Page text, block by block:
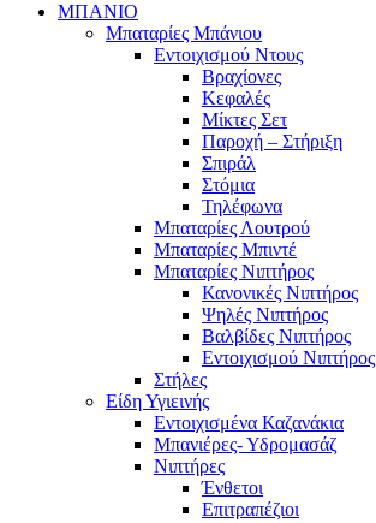
ΜΠΑΝΙΟ
Μπαταρίες Μπάνιου
Εντοιχισμού Ντους
Βραχίονες
Κεφαλές
Μίκτες Σετ
Παροχή – Στήριξη
Σπιράλ
Στόμια
Τηλέφωνα
Μπαταρίες Λουτρού
Μπαταρίες Μπιντέ
Μπαταρίες Νιπτήρος
Κανονικές Νιπτήρος
Ψηλές Νιπτήρος
Βαλβίδες Νιπτήρος
Εντοιχισμού Νιπτήρος
Στήλες
Είδη Υγιεινής
Εντοιχισμένα Καζανάκια
Μπανιέρες- Υδρομασάζ
Νιπτήρες
Ένθετοι
Επιτραπέζιοι